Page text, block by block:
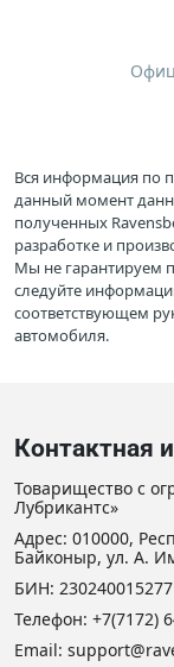
Вся информация по
данный момент
полученных
разработке и
Мы не гарантируем
следуйте
соответствующем
автомобиля.
Контактная
Товарищество с
Лубрикантс»
Адрес: 010000,
Байконыр, ул. А.
БИН: 230240015277
Телефон: +7(7172)
Email: